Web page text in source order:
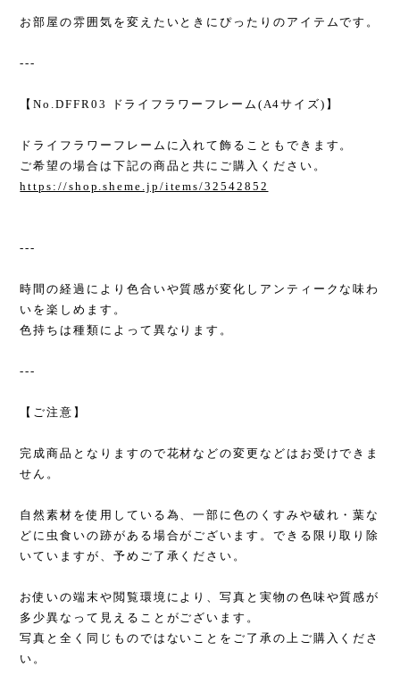
お部屋の雰囲気を変えたいときにぴったりのアイテムです。
---
【No.DFFR03 ドライフラワーフレーム(A4サイズ)】
ドライフラワーフレームに入れて飾ることもできます。
ご希望の場合は下記の商品と共にご購入ください。
https://shop.sheme.jp/items/32542852
---
時間の経過により色合いや質感が変化しアンティークな味わ
いを楽しめます。
色持ちは種類によって異なります。
---
【ご注意】
完成商品となりますので花材などの変更などはお受けできま
せん。
自然素材を使用している為、一部に色のくすみや破れ・葉な
どに虫食いの跡がある場合がございます。できる限り取り除
いていますが、予めご了承ください。
お使いの端末や閲覧環境により、写真と実物の色味や質感が
多少異なって見えることがございます。
写真と全く同じものではないことをご了承の上ご購入くださ
い。